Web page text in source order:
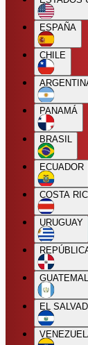
ESPAÑA
CHILE
PANAMÁ
BRASIL
ECUADOR
COSTA
URUGUAY
EL